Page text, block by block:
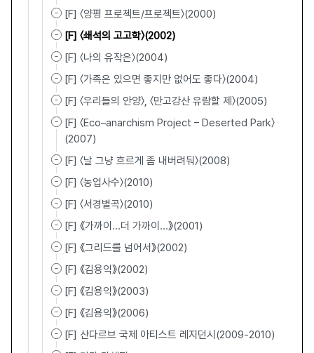
[F] 〈양평 프로젝트/프로젝트〉(2000)
[F] 〈쇄석의 고고학〉(2002)
[F] 〈나의 유작은〉(2004)
[F] 〈가족은 있으면 좋지만 없어도 좋다〉(2004)
[F] 〈우리들의 안양〉, 〈만고강산 유람할 제〉(2005)
[F] 〈Eco–anarchism Project – Deserted Park〉
(2007)
[F] 〈날 그냥 흐르게 좀 내버려둬〉(2008)
[F] 〈농업사수〉(2010)
[F] 〈서경별곡〉(2010)
[F] 《가까이...더 가까이...》(2001)
[F] 《그리드를 넘어서》(2002)
[F] 《김용익》(2002)
[F] 《김용익》(2003)
[F] 《김용익》(2006)
[F] 산다르브 국제 아티스트 레지던시(2009-2010)